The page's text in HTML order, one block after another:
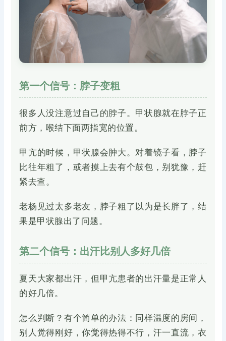
第一个信号：脖子变粗
很多人没注意过自己的脖子。甲状腺就在脖子正
前方，喉结下面两指宽的位置。
甲亢的时候，甲状腺会肿大。对着镜子看，脖子
比往年粗了，或者摸上去有个鼓包，别犹豫，赶
紧去查。
老杨见过太多老友，脖子粗了以为是长胖了，结
果是甲状腺出了问题。
第二个信号：出汗比别人多好几倍
夏天大家都出汗，但甲亢患者的出汗量是正常人
的好几倍。
怎么判断？有个简单的办法：同样温度的房间，
别人觉得刚好，你觉得热得不行，汗一直流，衣